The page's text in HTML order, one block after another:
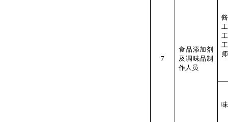
7
食品添加剂
及调味品制
作人员
师